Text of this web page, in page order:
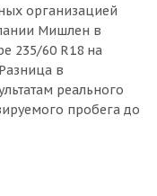
организацией
Мишлен в
235/60 R18 на
в
реального
пробега до